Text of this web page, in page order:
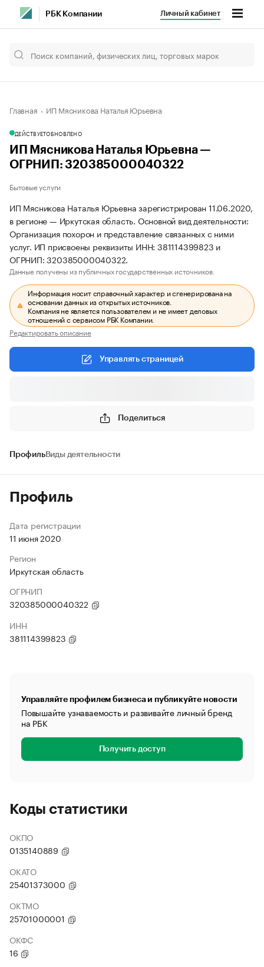
РБК Компании Личный кабинет
Главная ИП Мясникова Наталья Юрьевна
ДЕЙСТВУЕТОБНОВЛЕНО
ИП Мясникова Наталья Юрьевна —
ОГРНИП: 320385000040322
Бытовые услуги
ИП Мясникова Наталья Юрьевна зарегистрирован 11.06.2020,
в регионе — Иркутская область. Основной вид деятельности:
Организация похорон и представление связанных с ними
услуг. ИП присвоены реквизиты ИНН: 381114399823 и
ОГРНИП: 320385000040322.
Данные получены из публичных государственных источников.
Информация носит справочный характер и сгенерирована на
основании данных из открытых источников.
Компания не является пользователем и не имеет деловых
отношений с сервисом РБК Компании.
Редактировать описание
Управлять страницей
Поделиться
ПрофильВиды деятельности
Профиль
Дата регистрации
11 июня 2020
Регион
Иркутская область
ОГРНИП
320385000040322
ИНН
381114399823
Управляйте профилем бизнеса и публикуйте новости
Повышайте узнаваемость и развивайте личный бренд
на РБК
Получить доступ
Коды статистики
ОКПО
0135140889
ОКАТО
25401373000
ОКТМО
25701000001
ОКФС
16